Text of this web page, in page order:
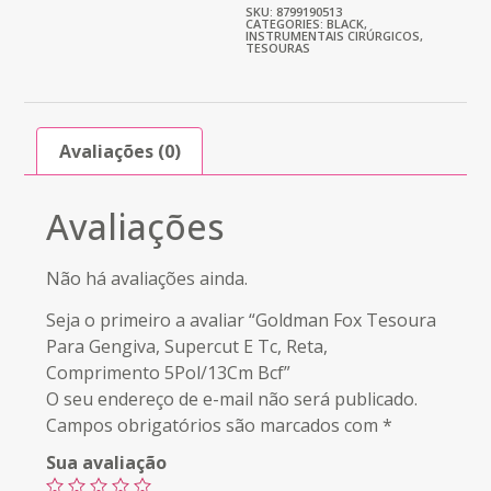
SKU: 8799190513
CATEGORIES: BLACK,
INSTRUMENTAIS CIRÚRGICOS,
TESOURAS
Avaliações (0)
Avaliações
Não há avaliações ainda.
Seja o primeiro a avaliar “Goldman Fox Tesoura
Para Gengiva, Supercut E Tc, Reta,
Comprimento 5Pol/13Cm Bcf”
O seu endereço de e-mail não será publicado.
Campos obrigatórios são marcados com*
Sua avaliação